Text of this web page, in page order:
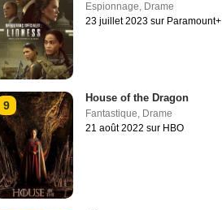
Espionnage, Drame
23 juillet 2023 sur Paramount+
9
House of the Dragon
Fantastique, Drame
21 août 2022 sur HBO